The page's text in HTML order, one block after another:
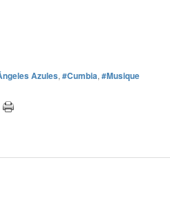
Azules, #Cumbia, #Musique